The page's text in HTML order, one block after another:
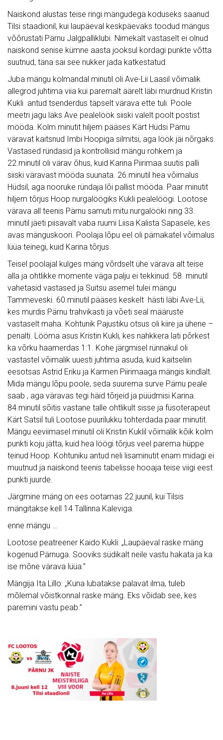
Naiskond alustas teise ringi mängudega koduseks saanud
Tilsi staadionil, kui laupäeval keskpäevaks toodud mängus
võõrustati Pärnu Jalgpalliklubi. Nimekalt vastaselt ei olnud
naiskond senise kümne aasta jooksul kordagi punkte võtta
suutnud, täna sai see nukker jada katkestatud.
Juba mängu kolmandal minutil oli Ave-Lii Laasil võimalik
allegrod juhtima viia kui paremalt äärelt läbi murdnud Kristin
Kukli antud tsenderdus täpselt värava ette tuli. Poole
meetri jagu läks Ave pealelöök siiski valelt poolt postist
mööda. Kolm minutit hiljem pääses Kärt Hüdsi Pärnu
väravat kaitsnud Imbi Hoopiga silmitsi, aga löök jäi nõrgaks.
Vastased ründasid ja kontrollisid mängu rohkem ja
22.minutil oli värav õhus, kuid Karina Piirimaa suutis palli
siiski väravast mööda suunata. 26.minutil hea võimalus
Hüdsil, aga nooruke ründaja lõi pallist mööda. Paar minutit
hiljem tõrjus Hoop nurgalöögiks Kukli pealelöögi. Lootose
värava all teenis Pärnu samuti mitu nurgalööki ning 33.
minutil jäeti piisavalt vaba ruumi Liisa Kalista Sapasele, kes
avas mänguskoori. Poolaja lõpu eel oli pärnakatel võimalus
lüüa teinegi, kuid Karina tõrjus.
Teisel poolajal kulges mäng võrdselt ühe värava alt teise
alla ja ohtlikke momente väga palju ei tekkinud. 58. minutil
vahetasid vastased ja Suitsu asemel tulei mängu
Tammeveski. 60.minutil pääses keskelt hästi läbi Ave-Lii,
kes murdis Pärnu trahvikasti ja võeti seal määruste
vastaselt maha. Kohtunik Pajustiku otsus oli kiire ja ühene –
penalti. Lööma asus Kristin Kukli, kes nahkkera lati põrkest
ka võrku haamerdas 1:1. Kohe järgmisel rünnakul oli
vastastel võimalik uuesti juhtima asuda, kuid kaitseliin
eesotsas Astrid Eriku ja Karmen Piirimaaga mängis kindlalt.
Mida mängu lõpu poole, seda suurema surve Pärnu peale
saab , aga väravas tegi häid tõrjeid ja püüdmisi Karina.
84.minutil sõitis vastane talle ohtlikult sisse ja füsoterapeut
Kärt Satsil tuli Lootose puurilukku tohterdada paar minutit.
Mängu eeviimasel minutil oli Kristin Kuklil võimalik kõik kolm
punkti koju jätta, kuid hea löögi tõrjus veel parema hüppe
teinud Hoop. Kohtuniku antud neli lisaminutit enam midagi ei
muutnud ja naiskond teenis tabelisse hooaja teise viigi eest
punkti juurde.
Järgmine mäng on ees ootamas 22.juunil, kui Tilsis
mängitakse kell 14 Tallinna Kaleviga.
enne mängu …
Lootose peatreener Kaido Kukli: „Laupäeval raske mäng
kogenud Pärnuga. Sooviks südikalt neile vastu hakata ja ka
ise mõne värava lüüa.”
Mängija Ita Lillo: „Kuna lubatakse palavat ilma, tuleb
mõlemal võistkonnal raske mäng. Eks võidab see, kes
paremini vastu peab.”